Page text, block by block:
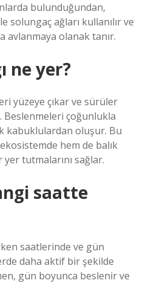
bulunduğundan,
solungaç ağları kullanılır ve
avlanmaya olanak tanır.
ne yer?
yüzeye çıkar ve sürüler
Beslenmeleri çoğunlukla
kabuklulardan oluşur. Bu
hem de balık
tutmalarını sağlar.
saatte
saatlerinde ve gün
daha aktif bir şekilde
gün boyunca beslenir ve